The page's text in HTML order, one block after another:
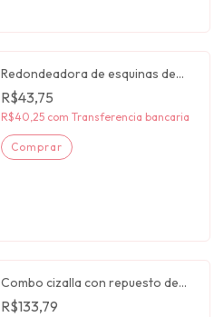
Redondeadora de esquinas de
papel 3 en 1 Artesana taller
R$43,75
R$40,25 com Transferencia bancaria
Combo cizalla con repuesto de
dos cuchillas Artesana taller
R$133,79